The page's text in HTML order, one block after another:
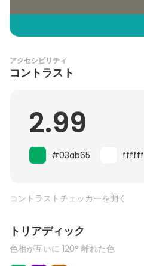
アクセシビリティ
コントラスト
2.99
#03ab65 ffffff
コントラストチェッカーを開く
トリアディック
色相が互いに 120° 離れた色